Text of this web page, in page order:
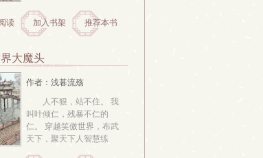
塑妖躯，一颗金丹吞入
腹，始知我命由我不由
狮驼城，紫阳仙宫，大日
阎魔宫为求长生，踏遍四
海八荒。修真界不全是打
读 加入书架 推荐本书
大魔头
作者：浅暮流殇
人不狠，站不住。 我
叫叶倾仁，残暴不仁的
仁。 穿越笑傲世界，布武
天下，聚天下人智慧练